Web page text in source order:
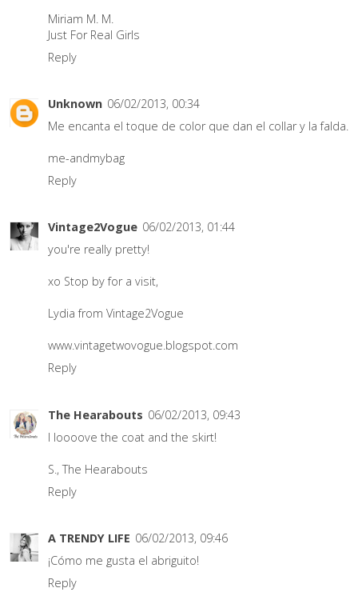
Miriam M. M.
Just For Real Girls
Reply
Unknown 06/02/2013, 00:34
Me encanta el toque de color que dan el collar y la falda.
me-andmybag
Reply
Vintage2Vogue 06/02/2013, 01:44
you're really pretty!
xo Stop by for a visit,
Lydia from Vintage2Vogue
www.vintagetwovogue.blogspot.com
Reply
The Hearabouts 06/02/2013, 09:43
I loooove the coat and the skirt!
S.,The Hearabouts
Reply
A TRENDY LIFE 06/02/2013, 09:46
¡Cómo me gusta el abriguito!
Reply